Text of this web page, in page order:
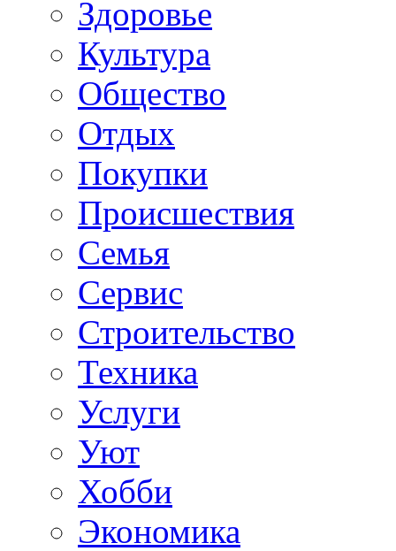
Здоровье
Культура
Общество
Отдых
Покупки
Происшествия
Семья
Сервис
Строительство
Техника
Услуги
Уют
Хобби
Экономика